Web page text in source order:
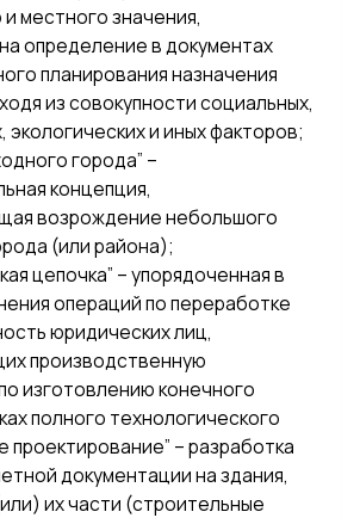
местного значения,
определение в документах
планирования назначения
из совокупности социальных,
экологических и иных факторов;
города” –
концепция,
возрождение небольшого
(или района);
цепочка” – упорядоченная в
операций по переработке
юридических лиц,
производственную
изготовлению конечного
полного технологического
проектирование” – разработка
документации на здания,
их части (строительные